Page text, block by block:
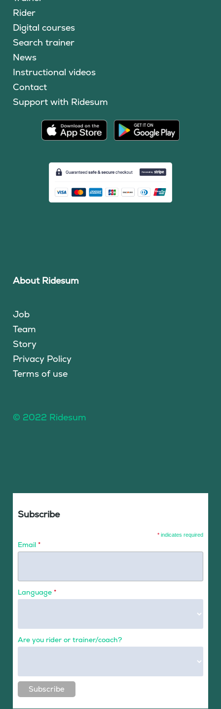
Rider
Digital courses
Search trainer
News
Instructional videos
Contact
Support with Ridesum
About Ridesum
Job
Team
Story
Privacy Policy
Terms of use
© 2022 Ridesum
Subscribe
* indicates required
Email *
Language *
Are you rider or trainer/coach?
Subscribe